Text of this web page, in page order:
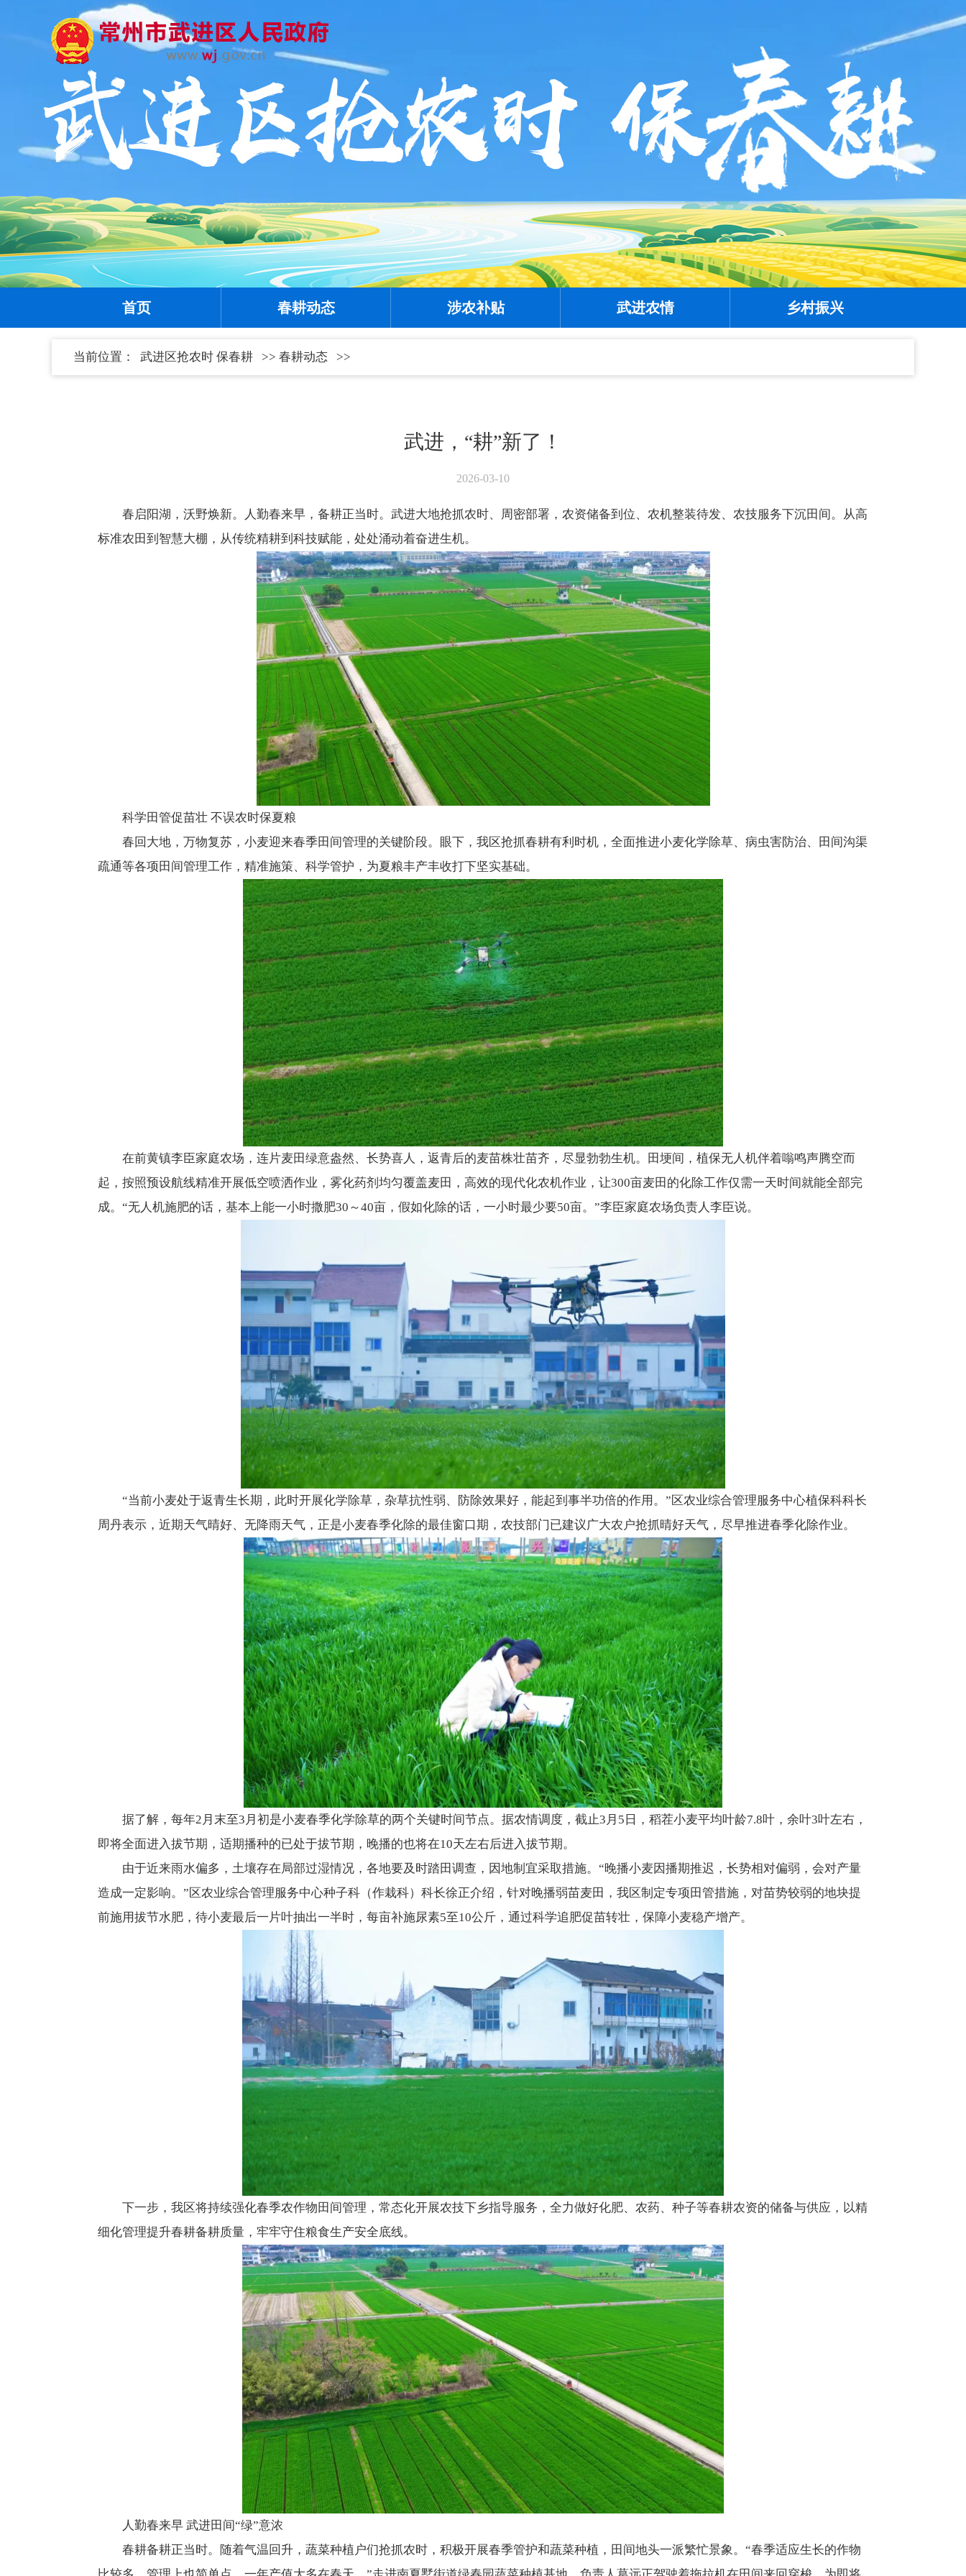
首页 春耕动态 涉农补贴 武进农情 乡村振兴
当前位置： 武进区抢农时 保春耕 >> 春耕动态 >>
武进，“耕”新了！
2026-03-10
春启阳湖，沃野焕新。人勤春来早，备耕正当时。武进大地抢抓农时、周密部署，农资储备到位、农机整装待发、农技服务下沉田间。从高
标准农田到智慧大棚，从传统精耕到科技赋能，处处涌动着奋进生机。
科学田管促苗壮 不误农时保夏粮
春回大地，万物复苏，小麦迎来春季田间管理的关键阶段。眼下，我区抢抓春耕有利时机，全面推进小麦化学除草、病虫害防治、田间沟渠
疏通等各项田间管理工作，精准施策、科学管护，为夏粮丰产丰收打下坚实基础。
在前黄镇李臣家庭农场，连片麦田绿意盎然、长势喜人，返青后的麦苗株壮苗齐，尽显勃勃生机。田埂间，植保无人机伴着嗡鸣声腾空而
起，按照预设航线精准开展低空喷洒作业，雾化药剂均匀覆盖麦田，高效的现代化农机作业，让300亩麦田的化除工作仅需一天时间就能全部完
成。“无人机施肥的话，基本上能一小时撒肥30～40亩，假如化除的话，一小时最少要50亩。”李臣家庭农场负责人李臣说。
“当前小麦处于返青生长期，此时开展化学除草，杂草抗性弱、防除效果好，能起到事半功倍的作用。”区农业综合管理服务中心植保科科长
周丹表示，近期天气晴好、无降雨天气，正是小麦春季化除的最佳窗口期，农技部门已建议广大农户抢抓晴好天气，尽早推进春季化除作业。
据了解，每年2月末至3月初是小麦春季化学除草的两个关键时间节点。据农情调度，截止3月5日，稻茬小麦平均叶龄7.8叶，余叶3叶左右，
即将全面进入拔节期，适期播种的已处于拔节期，晚播的也将在10天左右后进入拔节期。
由于近来雨水偏多，土壤存在局部过湿情况，各地要及时踏田调查，因地制宜采取措施。“晚播小麦因播期推迟，长势相对偏弱，会对产量
造成一定影响。”区农业综合管理服务中心种子科（作栽科）科长徐正介绍，针对晚播弱苗麦田，我区制定专项田管措施，对苗势较弱的地块提
前施用拔节水肥，待小麦最后一片叶抽出一半时，每亩补施尿素5至10公斤，通过科学追肥促苗转壮，保障小麦稳产增产。
下一步，我区将持续强化春季农作物田间管理，常态化开展农技下乡指导服务，全力做好化肥、农药、种子等春耕农资的储备与供应，以精
细化管理提升春耕备耕质量，牢牢守住粮食生产安全底线。
人勤春来早 武进田间“绿”意浓
春耕备耕正当时。随着气温回升，蔬菜种植户们抢抓农时，积极开展春季管护和蔬菜种植，田间地头一派繁忙景象。“春季适应生长的作物